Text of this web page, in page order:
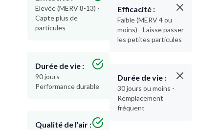
Élevée (MERV 8-13) -
Capte plus de
particules
Durée de vie :
90 jours -
Performance durable
Qualité de l'air :
Efficacité :
Faible (MERV 4 ou
moins) - Laisse passer
les petites particules
Durée de vie :
30 jours ou moins -
Remplacement
fréquent